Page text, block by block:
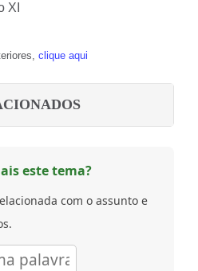
XI
clique aqui
este tema?
com o assunto e